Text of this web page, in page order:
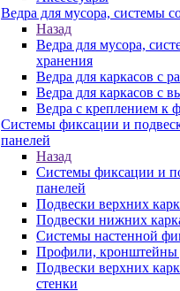
Ведра для мусора, системы
Назад
Ведра для мусора,
хранения
Ведра для каркасов с
Ведра для каркасов с
Ведра с креплением к
Системы фиксации и
панелей
Назад
Системы фиксации и
панелей
Подвески верхних
Подвески нижних
Системы настенной
Профили, кронштейны
Подвески верхних
стенки